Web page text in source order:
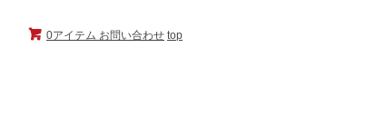
0アイテム お問い合わせ top